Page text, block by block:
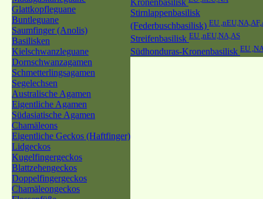
Glattkopfleguane
Buntleguane
Saumfinger (Anolis)
Basilisken
Kielschwanzleguane
Dornschwanzagamen
Schmetterlingsagamen
Segelechsen
Australische Agamen
Eigentliche Agamen
Südasiatische Agamen
Chamäleons
Eigentliche Geckos (Haftfinger)
Lidgeckos
Kugelfingergeckos
Blattzehengeckos
Doppelfingergeckos
Chamäleongeckos
Kronenbasilisk
Stirnlappenbasilisk
(Federbuschbasilisk) EU
Streifenbasilisk EU ,nEU,NA,AS
Südhonduras-Kronenbasilisk EU